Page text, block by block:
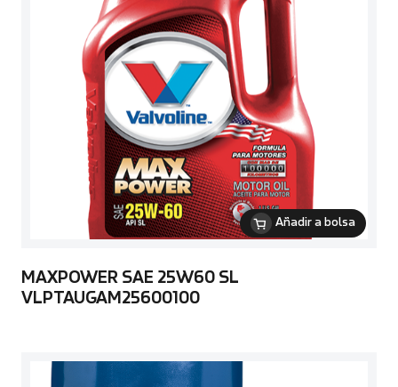
Añadir a bolsa
MAXPOWER SAE 25W60 SL
VLPTAUGAM25600100